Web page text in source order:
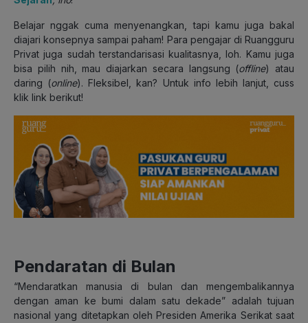
Belajar nggak cuma menyenangkan, tapi kamu juga bakal
diajari konsepnya sampai paham! Para pengajar di Ruangguru
Privat juga sudah terstandarisasi kualitasnya, loh. Kamu juga
bisa pilih nih, mau diajarkan secara langsung (offline) atau
daring (online). Fleksibel, kan? Untuk info lebih lanjut, cuss
klik link berikut!
Pendaratan di Bulan
“Mendaratkan manusia di bulan dan mengembalikannya
dengan aman ke bumi dalam satu dekade” adalah tujuan
nasional yang ditetapkan oleh Presiden Amerika Serikat saat